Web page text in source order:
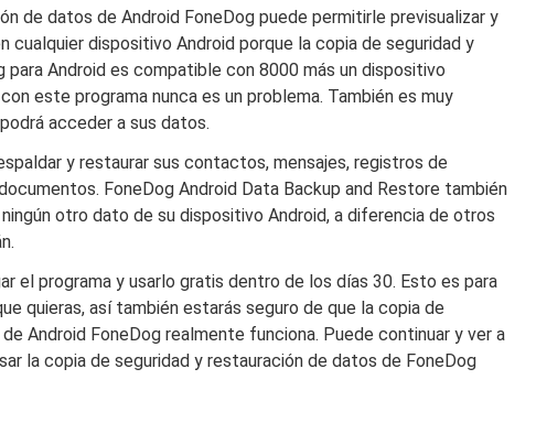
de datos de Android FoneDog puede permitirle previsualizar y
cualquier dispositivo Android porque la copia de seguridad y
Android es compatible con 8000 más un dispositivo
este programa nunca es un problema. También es muy
acceder a sus datos.
y restaurar sus contactos, mensajes, registros de
FoneDog Android Data Backup and Restore también
otro dato de su dispositivo Android, a diferencia de otros
el programa y usarlo gratis dentro de los días 30. Esto es para
quieras, así también estarás seguro de que la copia de
Android FoneDog realmente funciona. Puede continuar y ver a
la copia de seguridad y restauración de datos de FoneDog